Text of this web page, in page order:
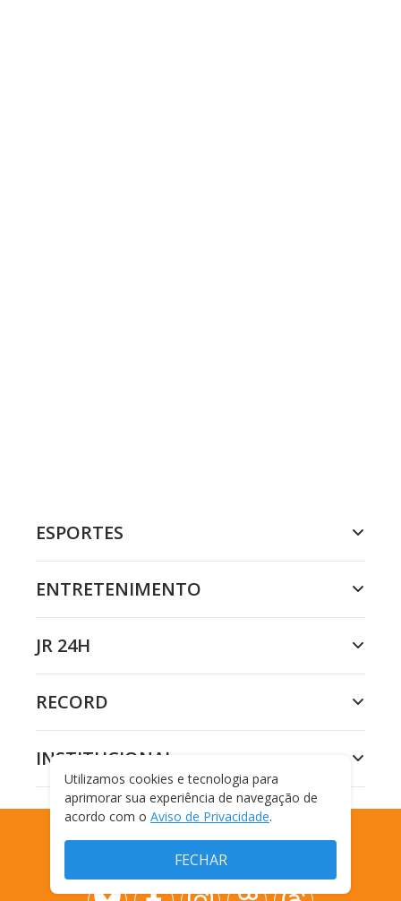
ESPORTES
ENTRETENIMENTO
JR 24H
RECORD
INSTITUCIONAL
FAMOSOS E TV
Utilizamos cookies e tecnologia para
aprimorar sua experiência de navegação de
acordo com o Aviso de Privacidade.
FECHAR